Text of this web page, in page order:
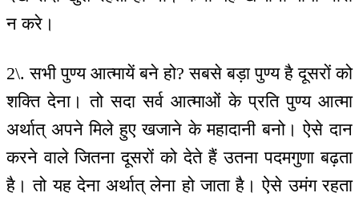
न करे।
2\. सभी पुण्य आत्मायें बने हो? सबसे बड़ा पुण्य है दूसरों को
शक्ति देना। तो सदा सर्व आत्माओं के प्रति पुण्य आत्मा
अर्थात् अपने मिले हुए खजाने के महादानी बनो। ऐसे दान
करने वाले जितना दूसरों को देते हैं उतना पदमगुणा बढ़ता
है। तो यह देना अर्थात् लेना हो जाता है। ऐसे उमंग रहता